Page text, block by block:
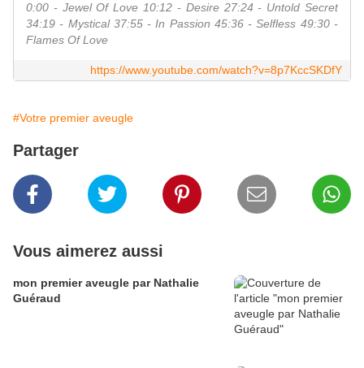
0:00 - Jewel Of Love 10:12 - Desire 27:24 - Untold Secret
34:19 - Mystical 37:55 - In Passion 45:36 - Selfless 49:30 -
Flames Of Love
https://www.youtube.com/watch?v=8p7KccSKDfY
#Votre premier aveugle
Partager
Vous aimerez aussi
mon premier aveugle par Nathalie
Guéraud